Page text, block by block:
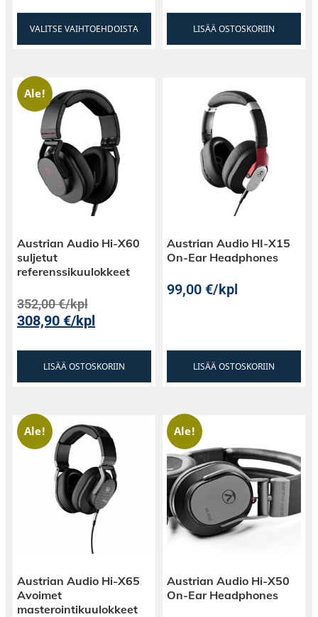
VALITSE VAIHTOEHDOISTA LISÄÄ OSTOSKORIIN
Ale!
Austrian Audio Hi-X60
suljetut
referenssikuulokkeet
352,00€/kpl
308,90€/kpl
LISÄÄ OSTOSKORIIN
Austrian Audio HI-X15
On-Ear Headphones
99,00€/kpl
LISÄÄ OSTOSKORIIN
Ale!
Austrian Audio Hi-X65
Avoimet
masterointikuulokkeet
Ale!
Austrian Audio Hi-X50
On-Ear Headphones